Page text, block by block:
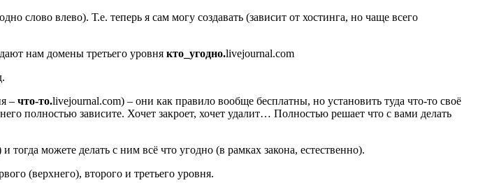
слово влево). Т.е. теперь я сам могу создавать (зависит от хостинга, но чаще всего
нам домены третьего уровня кто_угодно.livejournal.com
– что-то.livejournal.com) – они как правило вообще бесплатны, но установить туда что-то своё
полностью зависите. Хочет закроет, хочет удалит… Полностью решает что с вами делать
и тогда можете делать с ним всё что угодно (в рамках закона, естественно).
(верхнего), второго и третьего уровня.